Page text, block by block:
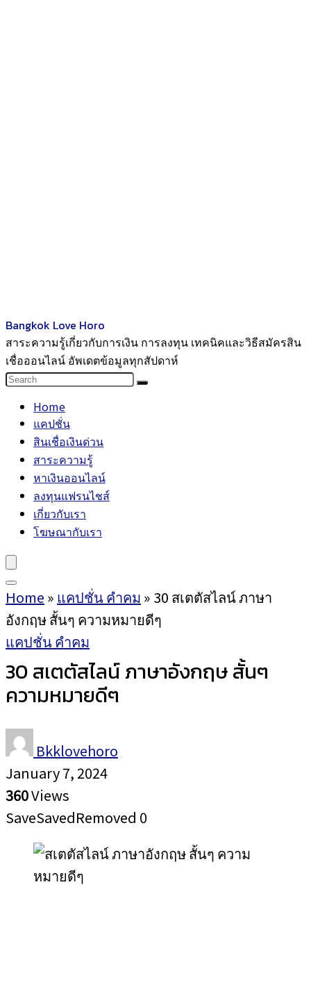
Bangkok Love Horo
สาระความรู้เกี่ยวกับการเงิน การลงทุน เทคนิคและวิธีสมัครสิน
เชื่อออนไลน์ อัพเดตข้อมูลทุกสัปดาห์
Home
แคปชั่น
สินเชื่อเงินด่วน
สาระความรู้
หาเงินออนไลน์
ลงทุนแฟรนไชส์
เกี่ยวกับเรา
โฆษณากับเรา
Home » แคปชั่น คำคม » 30 สเตตัสไลน์ ภาษา
อังกฤษ สั้นๆ ความหมายดีๆ
แคปชั่น คำคม
30 สเตตัสไลน์ ภาษาอังกฤษ สั้นๆ
ความหมายดีๆ
Bkklovehoro
January 7, 2024
360Views
SaveSavedRemoved 0